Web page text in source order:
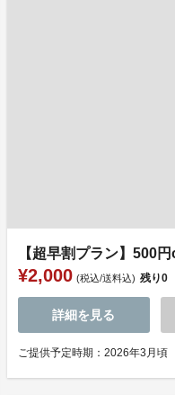
【超早割プラン】500
¥2,000 (税込/送料込) 残り0
詳細を見る
ご提供予定時期：2026年3月頃